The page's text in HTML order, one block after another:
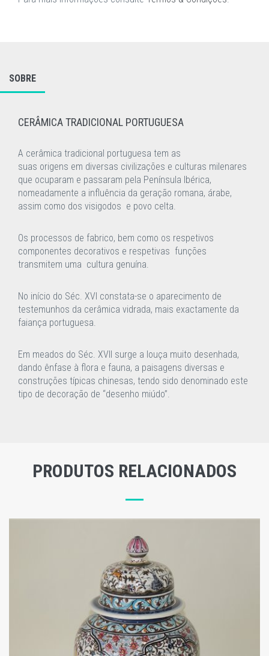
SOBRE
CERÂMICA TRADICIONAL PORTUGUESA
A cerâmica tradicional portuguesa tem as
suas origens em diversas civilizações e culturas milenares
que ocuparam e passaram pela Península Ibérica,
nomeadamente a influência da geração romana, árabe,
assim como dos visigodos e povo celta.
Os processos de fabrico, bem como os respetivos
componentes decorativos e respetivas funções
transmitem uma cultura genuína.
No início do Séc. XVI constata-se o aparecimento de
testemunhos da cerâmica vidrada, mais exactamente da
faiança portuguesa.
Em meados do Séc. XVII surge a louça muito desenhada,
dando ênfase à flora e fauna, a paisagens diversas e
construções típicas chinesas, tendo sido denominado este
tipo de decoração de “desenho miúdo”.
PRODUTOS RELACIONADOS